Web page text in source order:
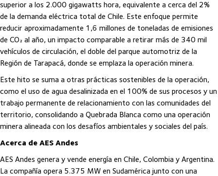
superior a los 2.000 gigawatts hora, equivalente a cerca del 2%
de la demanda eléctrica total de Chile. Este enfoque permite
reducir aproximadamente 1,6 millones de toneladas de emisiones
de CO₂ al año, un impacto comparable a retirar más de 340 mil
vehículos de circulación, el doble del parque automotriz de la
Región de Tarapacá, donde se emplaza la operación minera.
Este hito se suma a otras prácticas sostenibles de la operación,
como el uso de agua desalinizada en el 100% de sus procesos y un
trabajo permanente de relacionamiento con las comunidades del
territorio, consolidando a Quebrada Blanca como una operación
minera alineada con los desafíos ambientales y sociales del país.
Acerca de AES Andes
AES Andes genera y vende energía en Chile, Colombia y Argentina.
La compañía opera 5.375 MW en Sudamérica junto con una